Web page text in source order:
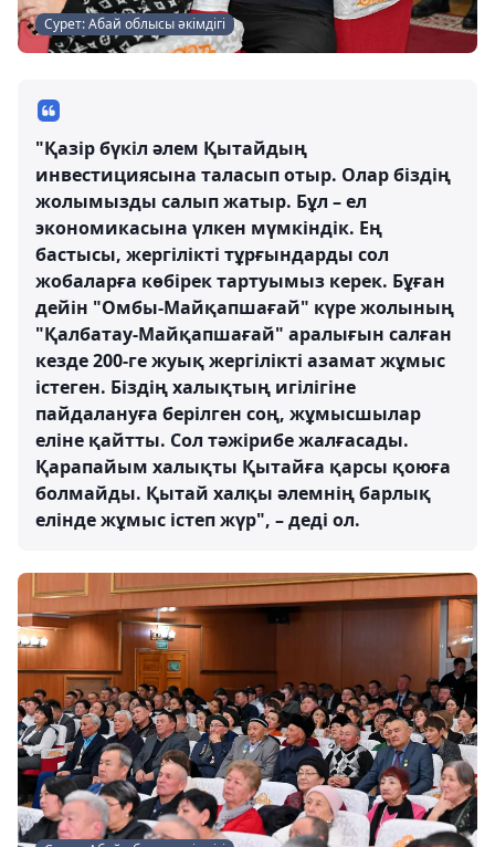
Сурет: Абай облысы әкімдігі
"Қазір бүкіл әлем Қытайдың
инвестициясына таласып отыр. Олар біздің
жолымызды салып жатыр. Бұл – ел
экономикасына үлкен мүмкіндік. Ең
бастысы, жергілікті тұрғындарды сол
жобаларға көбірек тартуымыз керек. Бұған
дейін "Омбы-Майқапшағай" күре жолының
"Қалбатау-Майқапшағай" аралығын салған
кезде 200-ге жуық жергілікті азамат жұмыс
істеген. Біздің халықтың игілігіне
пайдалануға берілген соң, жұмысшылар
еліне қайтты. Сол тәжірибе жалғасады.
Қарапайым халықты Қытайға қарсы қоюға
болмайды. Қытай халқы әлемнің барлық
елінде жұмыс істеп жүр", – деді ол.